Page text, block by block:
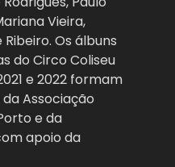
Vieira,
Os álbuns
do Circo Coliseu
e 2022 formam
Associação
e da
apoio da